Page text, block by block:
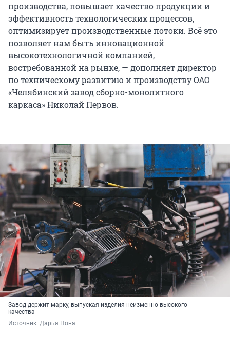
производства, повышает качество продукции и
эффективность технологических процессов,
оптимизирует производственные потоки. Всё это
позволяет нам быть инновационной
высокотехнологичной компанией,
востребованной на рынке, — дополняет директор
по техническому развитию и производству ОАО
«Челябинский завод сборно-монолитного
каркаса» Николай Первов.
Завод держит марку, выпуская изделия неизменно высокого
качества
Источник: Дарья Пона